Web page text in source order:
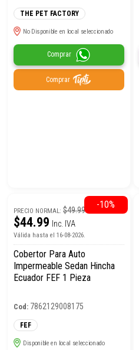
THE PET FACTORY
No Disponible en local seleccionado
Comprar
Comprar
PRECIO NORMAL:$49.99
$44.99 Inc. IVA
Válida hasta el 16-08-2026.
Cobertor Para Auto
Impermeable Sedan Hincha
Ecuador FEF 1 Pieza
Cod: 7862129008175
FEF
Disponible en local seleccionado
-10%